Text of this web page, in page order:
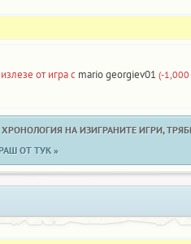
излезе от игра с mario georgiev01 (-1,000
НА ИЗИГРАНИТЕ ИГРИ,
ОТ ТУК »